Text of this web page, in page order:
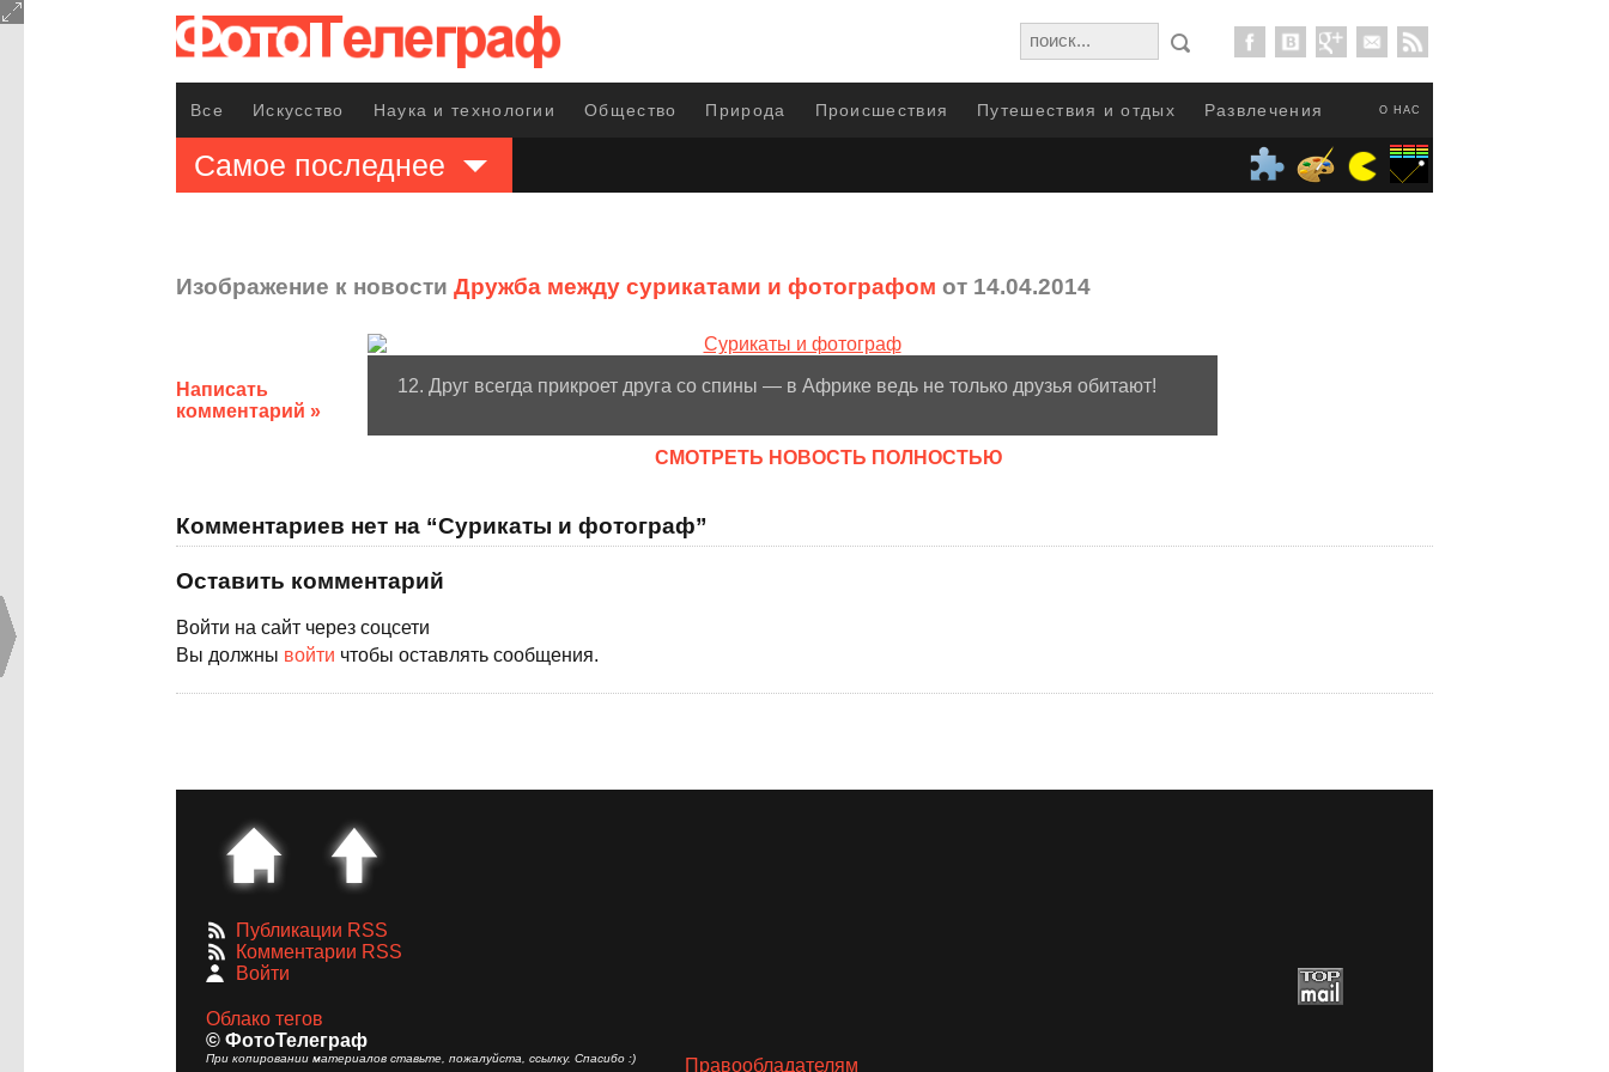
О НАС
Все Искусство Наука и технологии Общество Природа Происшествия Путешествия и отдых Развлечения
Самое последнее
Изображение к новости Дружба между сурикатами и фотографом от 14.04.2014
Написать
комментарий »
12. Друг всегда прикроет друга со спины — в Африке ведь не только друзья обитают!
CМОТРЕТЬ НОВОСТЬ ПОЛНОСТЬЮ
Комментариев нет на “Сурикаты и фотограф”
Оставить комментарий
Войти на сайт через соцсети
Вы должны войти чтобы оставлять сообщения.
Публикации RSS
Комментарии RSS
Войти
Облако тегов
© ФотоТелеграф
При копировании материалов ставьте, пожалуйста, ссылку. Спасибо :) Правообладателям